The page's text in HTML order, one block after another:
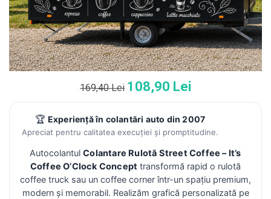
169,40 Lei 108,90 Lei
🏆 Experiență în colantări auto din 2007
Apreciat pentru calitatea execuției și promptitudine.
AutocolantulColantare Rulotă Street Coffee – It’s
Coffee O’Clock Concept transformă rapid o rulotă
coffee truck sau un coffee corner într-un spațiu premium,
modern și memorabil. Realizăm grafică personalizată pe